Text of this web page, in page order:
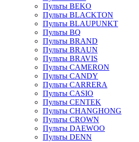
Пульты BEKO
Пульты BLACKTON
Пульты BLAUPUNKT
Пульты BQ
Пульты BRAND
Пульты BRAUN
Пульты BRAVIS
Пульты CAMERON
Пульты CANDY
Пульты CARRERA
Пульты CASIO
Пульты CENTEK
Пульты CHANGHONG
Пульты CROWN
Пульты DAEWOO
Пульты DENN